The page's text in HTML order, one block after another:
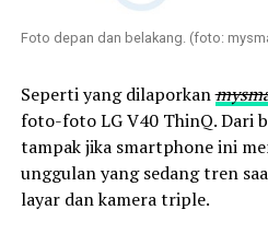
Foto depan dan belakang. (foto:
Seperti yang dilaporkan
foto-foto LG V40 ThinQ. Dari
tampak jika smartphone ini
unggulan yang sedang tren
layar dan kamera triple.